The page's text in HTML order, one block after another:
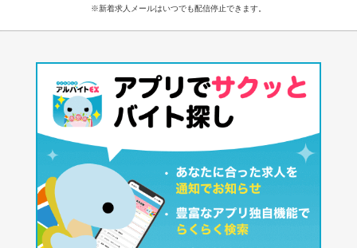
※新着求人メールはいつでも配信停止できます。